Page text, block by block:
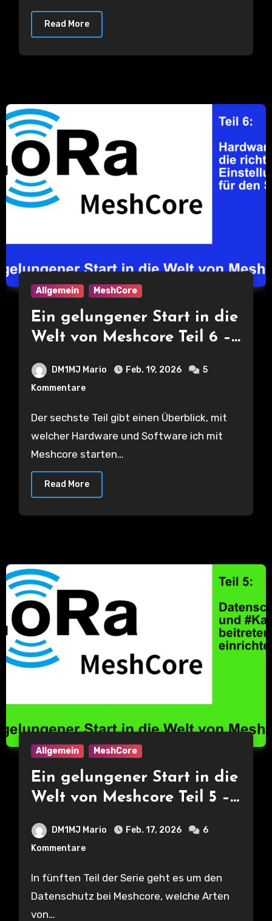
Read More
Allgemein MeshCore
Ein gelungener Start in die
Welt von Meshcore Teil 6 –
Einstellungen für den Start
DM1MJ Mario Feb. 19, 2026
5
Kommentare
Der sechste Teil gibt einen Überblick, mit
welcher Hardware und Software ich mit
Meshcore starten…
Read More
Allgemein MeshCore
Ein gelungener Start in die
Welt von Meshcore Teil 5 –
beitreten bzw. einrichten
DM1MJ Mario Feb. 17, 2026
6
Kommentare
In fünften Teil der Serie geht es um den
Datenschutz bei Meshcore, welche Arten
von…